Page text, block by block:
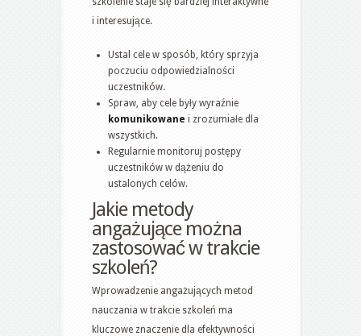
i interesujące.
Ustal cele w sposób, który sprzyja
poczuciu odpowiedzialności
uczestników.
Spraw, aby cele były wyraźnie
komunikowane i zrozumiałe dla
wszystkich.
Regularnie monitoruj postępy
uczestników w dążeniu do
ustalonych celów.
Jakie metody
angażujące można
zastosować w trakcie
szkoleń?
Wprowadzenie angażujących metod
nauczania w trakcie szkoleń ma
kluczowe znaczenie dla efektywności